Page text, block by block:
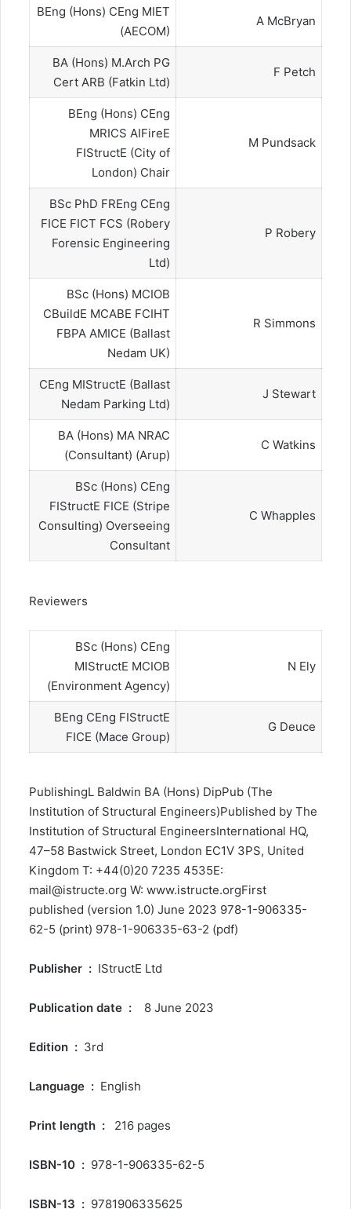
A McBryan
BEng (Hons) CEng MIET
(AECOM)
F Petch
BA (Hons) M.Arch PG
Cert ARB (Fatkin Ltd)
M Pundsack
BEng (Hons) CEng
MRICS AIFireE
FIStructE (City of
London) Chair
P Robery
BSc PhD FREng CEng
FICE FICT FCS (Robery
Forensic Engineering
Ltd)
R Simmons
BSc (Hons) MCIOB
CBuildE MCABE FCIHT
FBPA AMICE (Ballast
Nedam UK)
J Stewart
CEng MIStructE (Ballast
Nedam Parking Ltd)
C Watkins
BA (Hons) MA NRAC
(Consultant) (Arup)
C Whapples
BSc (Hons) CEng
FIStructE FICE (Stripe
Consulting) Overseeing
Consultant
Reviewers
N Ely
BSc (Hons) CEng
MIStructE MCIOB
(Environment Agency)
G Deuce
BEng CEng FIStructE
FICE (Mace Group)
PublishingL Baldwin BA (Hons) DipPub (The
Institution of Structural Engineers)Published by The
Institution of Structural EngineersInternational HQ,
47–58 Bastwick Street, London EC1V 3PS, United
Kingdom T: +44(0)20 7235 4535E:
mail@istructe.org W: www.istructe.orgFirst
published (version 1.0) June 2023 978-1-906335-
62-5 (print) 978-1-906335-63-2 (pdf)
Publisher ‏ : ‎ ‎ IStructE Ltd
Publication date ‏ : ‎ ‎ ‎ 8 June 2023
Edition ‏ : ‎ 3rd
Language ‏ : ‎ English
Print length ‏ : ‎ ‎ 216 pages
ISBN-10 ‏ : ‎ 978-1-906335-62-5
ISBN-13 ‏ : ‎ 9781906335625